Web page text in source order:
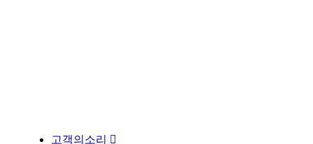
고객의소리